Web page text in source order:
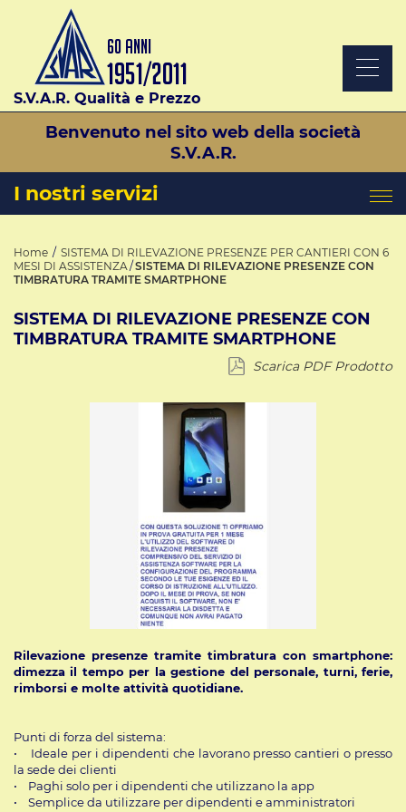
S.V.A.R. Qualità e Prezzo
Benvenuto nel sito web della società
S.V.A.R.
I nostri servizi
Home
SISTEMA DI RILEVAZIONE PRESENZE PER CANTIERI CON 6
MESI DI ASSISTENZA SISTEMA DI RILEVAZIONE PRESENZE CON
TIMBRATURA TRAMITE SMARTPHONE
SISTEMA DI RILEVAZIONE PRESENZE CON
TIMBRATURA TRAMITE SMARTPHONE
Scarica PDF Prodotto
Rilevazione presenze tramite timbratura con smartphone:
dimezza il tempo per la gestione del personale, turni, ferie,
rimborsi e molte attività quotidiane.
Punti di forza del sistema:
• Ideale per i dipendenti che lavorano presso cantieri o presso
la sede dei clienti
• Paghi solo per i dipendenti che utilizzano la app
• Semplice da utilizzare per dipendenti e amministratori